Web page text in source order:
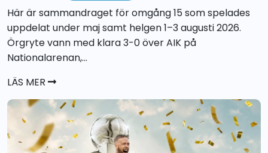
Här är sammandraget för omgång 15 som spelades
uppdelat under maj samt helgen 1–3 augusti 2026.
Örgryte vann med klara 3-0 över AIK på
Nationalarenan,...
LÄS MER